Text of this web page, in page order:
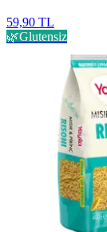
59,90 TL
🌿Glutensiz